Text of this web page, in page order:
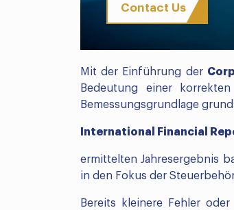
Contact Us
Mit der Einführung der
Bedeutung einer
Bemessungsgrundlage
International Financial
ermittelten Jahresergebnis
in den Fokus der
Bereits kleinere Fehler